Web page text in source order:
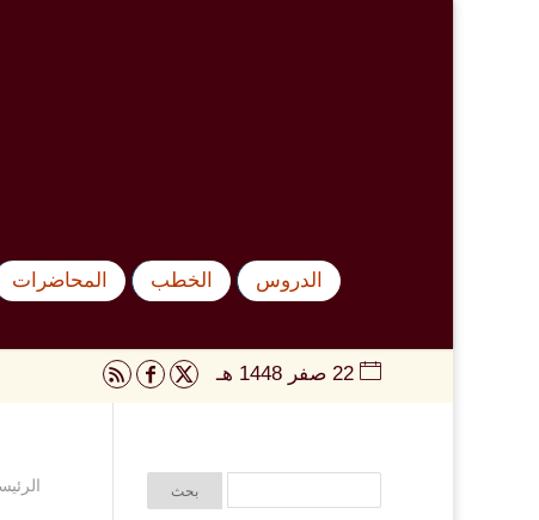
الدروس الخطب المحاضرات
22 صفر 1448 هـ